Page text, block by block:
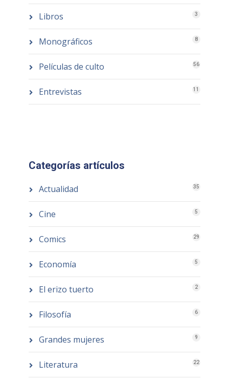
Libros 3
Monográficos 8
Películas de culto 56
Entrevistas 11
Categorías artículos
Actualidad 35
Cine 5
Comics 29
Economía 5
El erizo tuerto 2
Filosofía 6
Grandes mujeres 9
Literatura 22